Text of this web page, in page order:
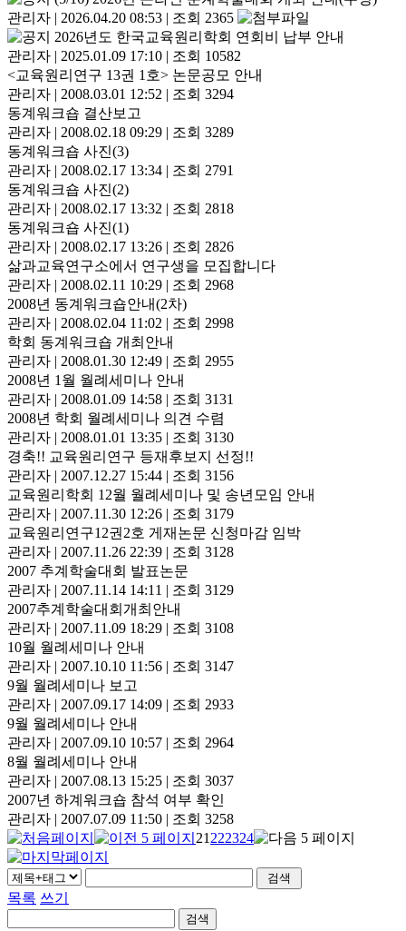
관리자 | 2026.04.20 08:53 | 조회 2365
2026년도 한국교육원리학회 연회비 납부 안내
관리자 | 2025.01.09 17:10 | 조회 10582
<교육원리연구 13권 1호> 논문공모 안내
관리자 | 2008.03.01 12:52 | 조회 3294
동계워크숍 결산보고
관리자 | 2008.02.18 09:29 | 조회 3289
동계워크숍 사진(3)
관리자 | 2008.02.17 13:34 | 조회 2791
동계워크숍 사진(2)
관리자 | 2008.02.17 13:32 | 조회 2818
동계워크숍 사진(1)
관리자 | 2008.02.17 13:26 | 조회 2826
삶과교육연구소에서 연구생을 모집합니다
관리자 | 2008.02.11 10:29 | 조회 2968
2008년 동계워크숍안내(2차)
관리자 | 2008.02.04 11:02 | 조회 2998
학회 동계워크숍 개최안내
관리자 | 2008.01.30 12:49 | 조회 2955
2008년 1월 월례세미나 안내
관리자 | 2008.01.09 14:58 | 조회 3131
2008년 학회 월례세미나 의견 수렴
관리자 | 2008.01.01 13:35 | 조회 3130
경축!! 교육원리연구 등재후보지 선정!!
관리자 | 2007.12.27 15:44 | 조회 3156
교육원리학회 12월 월례세미나 및 송년모임 안내
관리자 | 2007.11.30 12:26 | 조회 3179
교육원리연구12권2호 게재논문 신청마감 임박
관리자 | 2007.11.26 22:39 | 조회 3128
2007 추계학술대회 발표논문
관리자 | 2007.11.14 14:11 | 조회 3129
2007추계학술대회개최안내
관리자 | 2007.11.09 18:29 | 조회 3108
10월 월례세미나 안내
관리자 | 2007.10.10 11:56 | 조회 3147
9월 월례세미나 보고
관리자 | 2007.09.17 14:09 | 조회 2933
9월 월례세미나 안내
관리자 | 2007.09.10 10:57 | 조회 2964
8월 월례세미나 안내
관리자 | 2007.08.13 15:25 | 조회 3037
2007년 하계워크숍 참석 여부 확인
관리자 | 2007.07.09 11:50 | 조회 3258
21 222324
목록 쓰기